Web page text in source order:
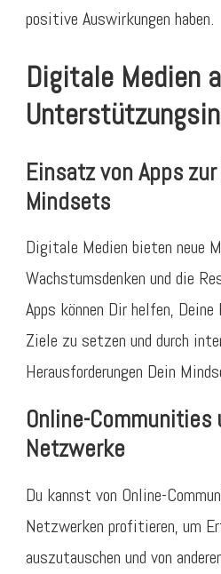
positive Auswirkungen haben.
Digitale Medien
Einsatz von Apps
Mindsets
Digitale Medien bieten neue
Wachstumsdenken und die
Apps können Dir helfen,
Ziele zu setzen und durch
Herausforderungen Dein
Online-Communities
Netzwerke
Du kannst von Online-
Netzwerken profitieren, um
auszutauschen und von